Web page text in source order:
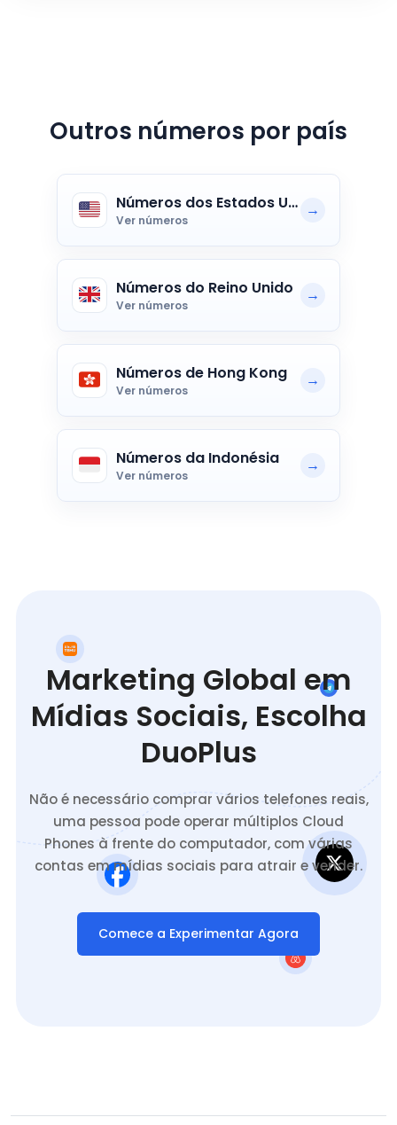
Outros números por país
🇺🇸 Números dos Estados Unidos
Ver números →
🇬🇧 Números do Reino Unido
Ver números →
🇭🇰 Números de Hong Kong
Ver números →
🇮🇩 Números da Indonésia
Ver números →
Marketing Global em
Mídias Sociais, Escolha
DuoPlus
Não é necessário comprar vários telefones reais,
uma pessoa pode operar múltiplos Cloud
Phones à frente do computador, com várias
contas em mídias sociais para atrair e vender.
Comece a Experimentar Agora